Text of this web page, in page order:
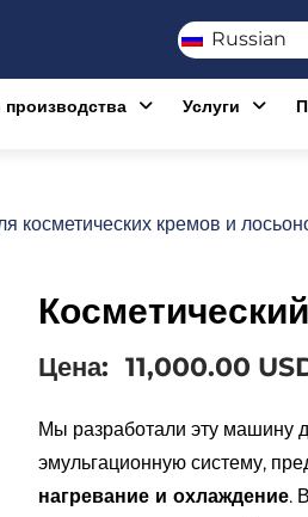
Russian
Услуги
косметических кремов и
Цена: 11,000.00
Мы разработали эту машину
эмульгационную систему,
нагревание и охлаждение.